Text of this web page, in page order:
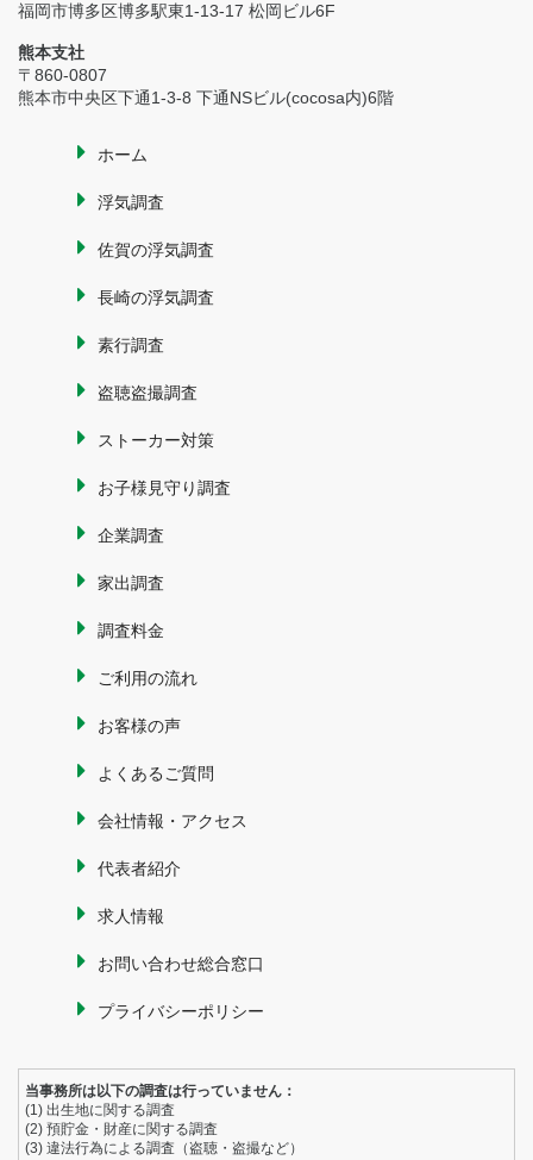
福岡市博多区博多駅東1-13-17 松岡ビル6F
熊本支社
〒860-0807
熊本市中央区下通1-3-8 下通NSビル(cocosa内)6階
ホーム
浮気調査
佐賀の浮気調査
長崎の浮気調査
素行調査
盗聴盗撮調査
ストーカー対策
お子様見守り調査
企業調査
家出調査
調査料金
ご利用の流れ
お客様の声
よくあるご質問
会社情報・アクセス
代表者紹介
求人情報
お問い合わせ総合窓口
プライバシーポリシー
当事務所は以下の調査は行っていません：
(1) 出生地に関する調査
(2) 預貯金・財産に関する調査
(3) 違法行為による調査（盗聴・盗撮など）